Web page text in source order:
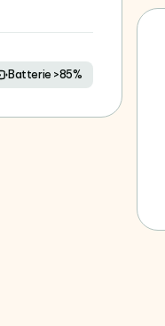
Batterie >85%